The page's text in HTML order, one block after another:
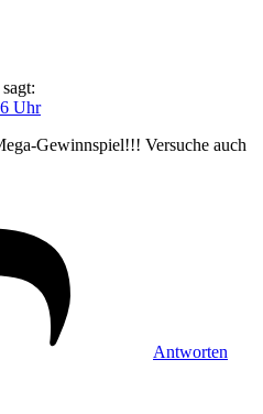
sagt:
Uhr
Gewinnspiel!!! Versuche auch
Antworten